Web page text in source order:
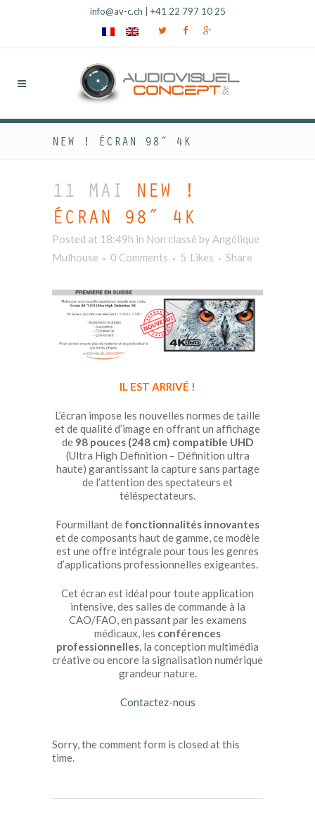
info@av-c.ch +41 22 797 10 25
NEW ! ÉCRAN 98″ 4K
11 MAI
NEW !
ÉCRAN 98″ 4K
Posted at 18:49h in Non classé by Angélique
Mulhouse
0 Comments 5 Likes Share
IL EST ARRIVÉ !
L’écran impose les nouvelles normes de taille
et de qualité d’image en offrant un affichage
de 98 pouces (248 cm) compatible UHD
(Ultra High Definition – Définition ultra
haute) garantissant la capture sans partage
de l’attention des spectateurs et
téléspectateurs.
Fourmillant de fonctionnalités innovantes
et de composants haut de gamme, ce modèle
est une offre intégrale pour tous les genres
d’applications professionnelles exigeantes.
Cet écran est idéal pour toute application
intensive, des salles de commande à la
CAO/FAO, en passant par les examens
médicaux, les conférences
professionnelles , la conception multimédia
créative ou encore la signalisation numérique
grandeur nature.
Contactez-nous
Sorry, the comment form is closed at this
time.